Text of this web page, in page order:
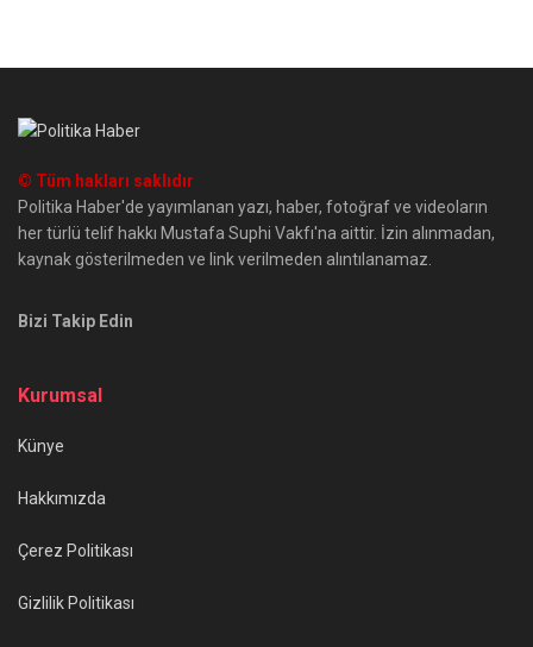
© Tüm hakları saklıdır
Politika Haber'de yayımlanan yazı, haber, fotoğraf ve videoların
her türlü telif hakkı Mustafa Suphi Vakfı'na aittir. İzin alınmadan,
kaynak gösterilmeden ve link verilmeden alıntılanamaz.
Bizi Takip Edin
Kurumsal
Künye
Hakkımızda
Çerez Politikası
Gizlilik Politikası